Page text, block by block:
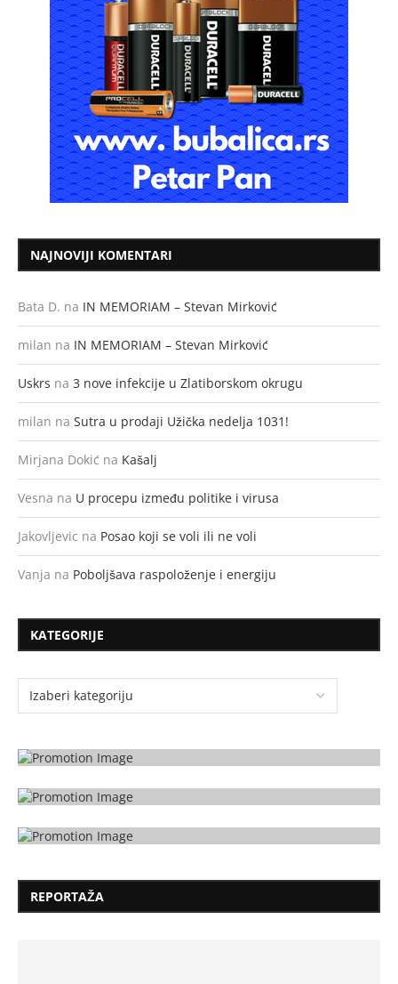
NAJNOVIJI KOMENTARI
Bata D. na IN MEMORIAM – Stevan Mirković
milan na IN MEMORIAM – Stevan Mirković
Uskrs na 3 nove infekcije u Zlatiborskom okrugu
milan na Sutra u prodaji Užička nedelja 1031!
Mirjana Dokić na Kašalj
Vesna na U procepu između politike i virusa
Jakovljevic na Posao koji se voli ili ne voli
Vanja na Poboljšava raspoloženje i energiju
KATEGORIJE
REPORTAŽA